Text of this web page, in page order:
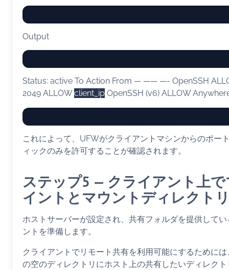
Output
Status: active To Action From — —— —- OpenSSH
2049 ALLOWclient_ip OpenSSH (v6) ALLOW
これによって、UFWがクライアントマシンからのポー
ィックのみを許可することが確認されます。
ステップ5 — クライアント上
イントとマウントディレクト
ホストサーバーが設定され、共有フォルダを提供して
ントを準備します。
クライアントでリモート共有を利用可能にするために
の空のディレクトリにホスト上の共有したいディレク